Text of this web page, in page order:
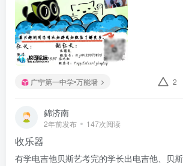
广宁第一中学•万能墙 2
錦济南
2年前发布 147次阅读
收乐器
有学电吉他贝斯艺考完的学长出电吉他、贝